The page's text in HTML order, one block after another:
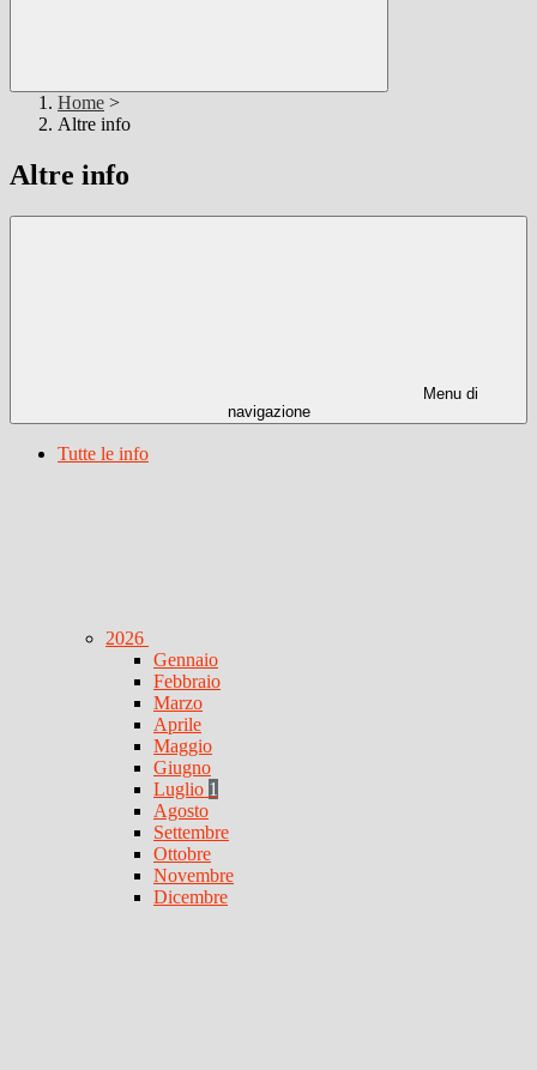
Home >
Altre info
Altre info
Menu di
navigazione
Tutte le info
2026
Gennaio
Febbraio
Marzo
Aprile
Maggio
Giugno
Luglio 1
Agosto
Settembre
Ottobre
Novembre
Dicembre